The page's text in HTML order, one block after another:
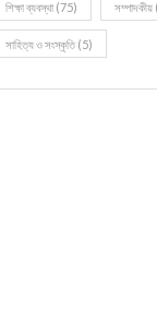
শিক্ষা ব্যবস্থা (75) সম্পাদকীয়
সাহিত্য ও সংস্কৃতি(5)